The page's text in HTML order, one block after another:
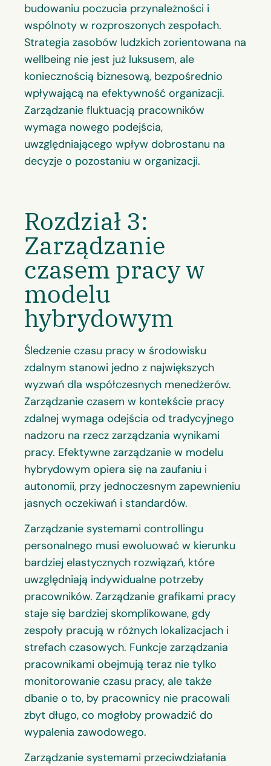
budowaniu poczucia przynależności i
wspólnoty w rozproszonych zespołach.
Strategia zasobów ludzkich zorientowana na
wellbeing nie jest już luksusem, ale
koniecznością biznesową, bezpośrednio
wpływającą na efektywność organizacji.
Zarządzanie fluktuacją pracowników
wymaga nowego podejścia,
uwzględniającego wpływ dobrostanu na
decyzje o pozostaniu w organizacji.
Rozdział 3:
Zarządzanie
czasem pracy w
modelu
hybrydowym
Śledzenie czasu pracy w środowisku
zdalnym stanowi jedno z największych
wyzwań dla współczesnych menedżerów.
Zarządzanie czasem w kontekście pracy
zdalnej wymaga odejścia od tradycyjnego
nadzoru na rzecz zarządzania wynikami
pracy. Efektywne zarządzanie w modelu
hybrydowym opiera się na zaufaniu i
autonomii, przy jednoczesnym zapewnieniu
jasnych oczekiwań i standardów.
Zarządzanie systemami controllingu
personalnego musi ewoluować w kierunku
bardziej elastycznych rozwiązań, które
uwzględniają indywidualne potrzeby
pracowników. Zarządzanie grafikami pracy
staje się bardziej skomplikowane, gdy
zespoły pracują w różnych lokalizacjach i
strefach czasowych. Funkcje zarządzania
pracownikami obejmują teraz nie tylko
monitorowanie czasu pracy, ale także
dbanie o to, by pracownicy nie pracowali
zbyt długo, co mogłoby prowadzić do
wypalenia zawodowego.
Zarządzanie systemami przeciwdziałania